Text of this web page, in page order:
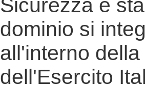
Sicurezza e
dominio si
all'interno
dell'Esercito